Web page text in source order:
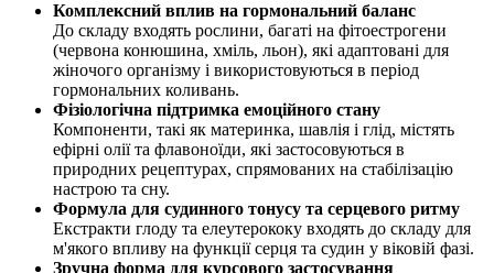
Комплексний вплив на гормональний баланс
До складу входять рослини, багаті на фітоестрогени
(червона конюшина, хміль, льон), які адаптовані для
жіночого організму і використовуються в період
гормональних коливань.
Фізіологічна підтримка емоційного стану
Компоненти, такі як материнка, шавлія і глід, містять
ефірні олії та флавоноїди, які застосовуються в
природних рецептурах, спрямованих на стабілізацію
настрою та сну.
Формула для судинного тонусу та серцевого ритму
Екстракти глоду та елеутерококу входять до складу для
м'якого впливу на функції серця та судин у віковій фазі.
Зручна форма для курсового застосування